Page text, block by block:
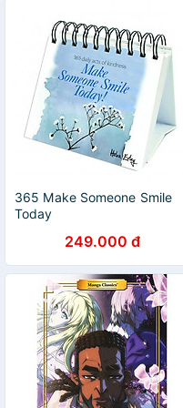
365 Make Someone Smile
Today
249.000 đ